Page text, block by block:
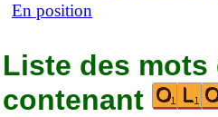
En position
Liste des mots
contenant